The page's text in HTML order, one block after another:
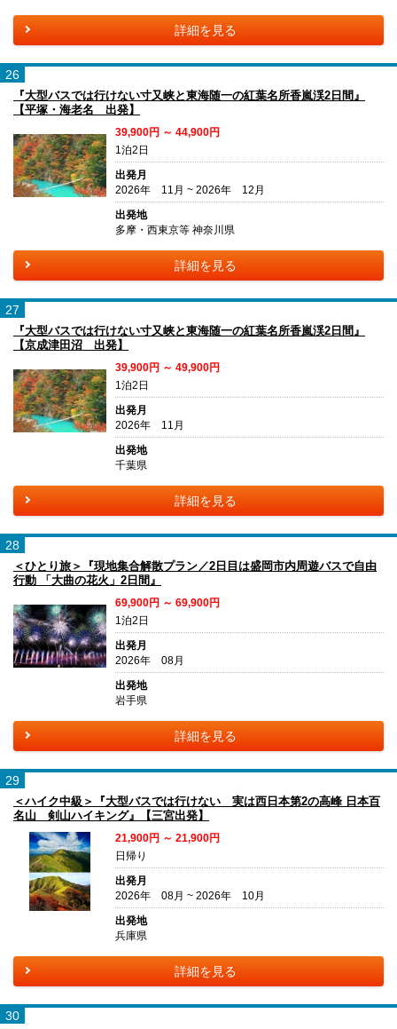
詳細を見る
26
『大型バスでは行けない寸又峡と東海随一の紅葉名所香嵐渓2日間』
【平塚・海老名 出発】
39,900円 ～ 44,900円
1泊2日
出発月
2026年 11月 ~ 2026年 12月
出発地
多摩・西東京等 神奈川県
詳細を見る
27
『大型バスでは行けない寸又峡と東海随一の紅葉名所香嵐渓2日間』
【京成津田沼 出発】
39,900円 ～ 49,900円
1泊2日
出発月
2026年 11月
出発地
千葉県
詳細を見る
28
＜ひとり旅＞『現地集合解散プラン／2日目は盛岡市内周遊バスで自由
行動 「大曲の花火」2日間』
69,900円 ～ 69,900円
1泊2日
出発月
2026年 08月
出発地
岩手県
詳細を見る
29
＜ハイク中級＞『大型バスでは行けない 実は西日本第2の高峰 日本百
名山 剣山ハイキング』【三宮出発】
21,900円 ～ 21,900円
日帰り
出発月
2026年 08月 ~ 2026年 10月
出発地
兵庫県
詳細を見る
30